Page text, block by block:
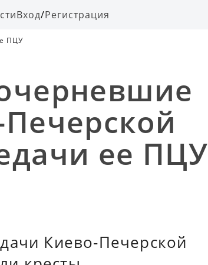
Вход/Регистрация
ПЦУ
ее ПЦУ
Киево-Печерской